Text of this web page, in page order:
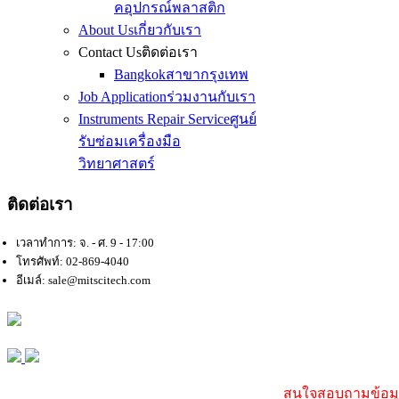
คอุปกรณ์พลาสติก
About Usเกี่ยวกับเรา
Contact Usติดต่อเรา
Bangkokสาขากรุงเทพ
Job Applicationร่วมงานกับเรา
Instruments Repair Serviceศูนย์
รับซ่อมเครื่องมือ
วิทยาศาสตร์
ติดต่อเรา
เวลาทำการ: จ. - ศ. 9 - 17:00
โทรศัพท์: 02-869-4040
อีเมล์: sale@mitscitech.com
สนใจสอบถามข้อ